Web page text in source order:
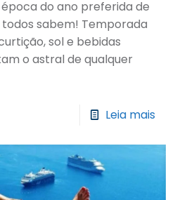
do ano preferida de
todos sabem! Temporada
sol e bebidas
o astral de qualquer
Leia mais